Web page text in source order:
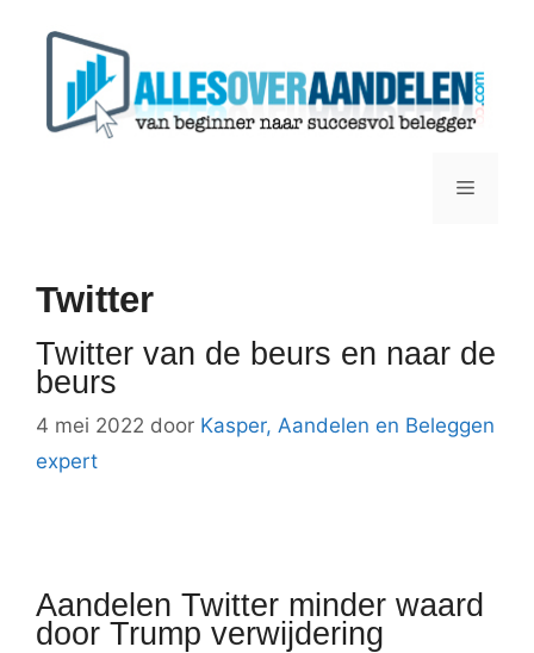
Menu
Twitter
Twitter van de beurs en naar de
beurs
4 mei 2022 door Kasper, Aandelen en Beleggen
expert
Aandelen Twitter minder waard
door Trump verwijdering